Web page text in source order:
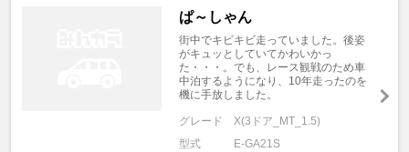
ぱ～しゃん
街中でキビキビ走っていました。後姿
がキュッとしていてかわいかっ
た・・・。でも、レース観戦のため車
中泊するようになり、10年走ったのを
機に手放しました。
グレード
X(3ドア_MT_1.5)
型式
E-GA21S